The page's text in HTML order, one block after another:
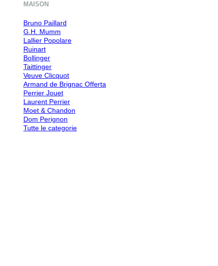
MAISON
Bruno Paillard
G.H. Mumm
Lallier
Ruinart
Bollinger
Taittinger
Veuve Clicquot
Armand de Brignac
Perrier Jouet
Laurent Perrier
Moet & Chandon
Dom Perignon
Tutte le categorie